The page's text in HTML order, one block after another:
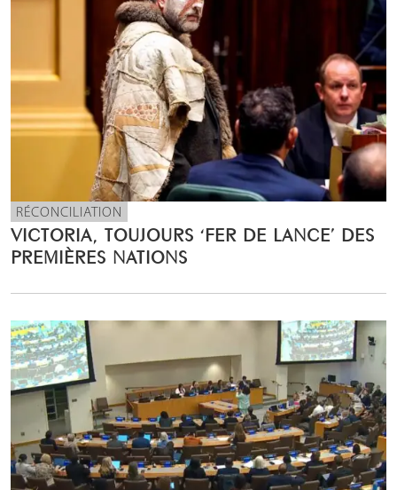
RÉCONCILIATION
VICTORIA, TOUJOURS ‘FER DE LANCE’ DES
PREMIÈRES NATIONS